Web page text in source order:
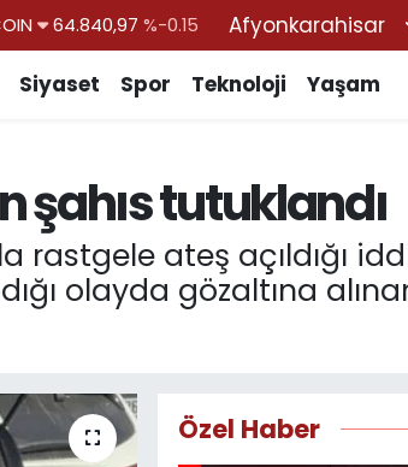
DOLAR 47,7436%0.18
BİST100
13.779 %-14
64.840,97 %-0.15
Afyonkarahisar
Siyaset Spor Teknoloji Yaşam
şahıs tutuklandı
rastgele ateş açıldığı
olayda gözaltına
Özel Haber